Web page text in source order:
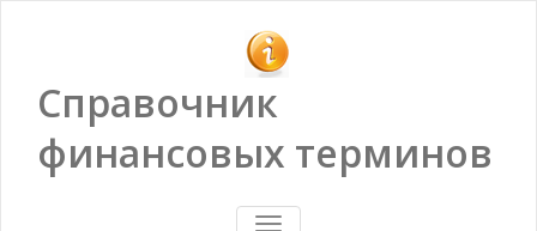
Справочник
финансовых терминов
ПОКАЗАТЬ/